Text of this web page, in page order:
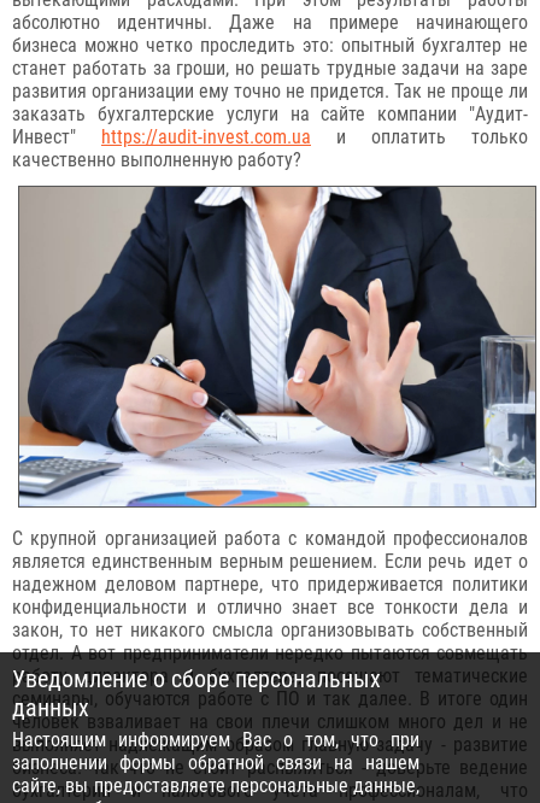
абсолютно идентичны. Даже на примере начинающего
бизнеса можно четко проследить это: опытный бухгалтер не
станет работать за гроши, но решать трудные задачи на заре
развития организации ему точно не придется. Так не проще ли
заказать бухгалтерские услуги на сайте компании "Аудит-
Инвест" https://audit-invest.com.ua и оплатить только
качественно выполненную работу?
С крупной организацией работа с командой профессионалов
является единственным верным решением. Если речь идет о
надежном деловом партнере, что придерживается политики
конфиденциальности и отлично знает все тонкости дела и
закон, то нет никакого смысла организовывать собственный
отдел. А вот предприниматели нередко пытаются совмещать
работу директора и бухгалтера, посещают тематические
семинары, обучаются работе с ПО и так далее. В итоге один
человек взваливает на свои плечи слишком много дел и не
выполняет надлежащим образом главную задачу - развитие
бизнеса. Так что не стоит распыляться - доверьте ведение
бухгалтерии и налогового учета профессионалам, что
Уведомление о сборе персональных
данных
Настоящим информируем Вас о том, что при
заполнении формы обратной связи на нашем
сайте, вы предоставляете персональные данные,